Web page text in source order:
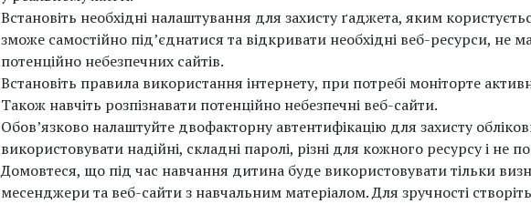
Встановіть необхідні налаштування для захисту ґаджета, яким
зможе самостійно під’єднатися та відкривати необхідні веб-ресурси,
потенційно небезпечних сайтів.
Встановіть правила використання інтернету, при потребі моніторте
Також навчіть розпізнавати потенційно небезпечні веб-сайти.
Обов’язково налаштуйте двофакторну автентифікацію для захисту
використовувати надійні, складні паролі, різні для кожного ресурсу і не
Домовтеся, що під час навчання дитина буде використовувати тільки
месенджери та веб-сайти з навчальним матеріалом. Для зручності створіть